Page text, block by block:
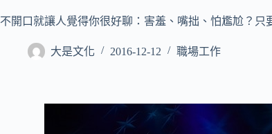
不開口就讓人覺得你很好聊：害羞、嘴拙、怕尷尬？
大是文化 2016-12-12 職場工作